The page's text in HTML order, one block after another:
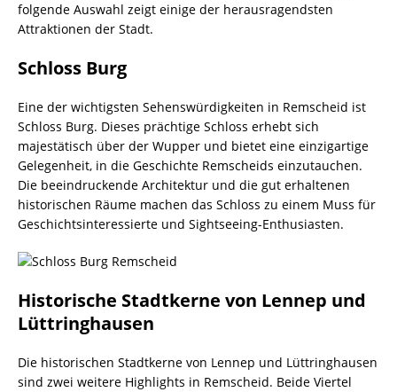
folgende Auswahl zeigt einige der herausragendsten
Attraktionen der Stadt.
Schloss Burg
Eine der wichtigsten Sehenswürdigkeiten in Remscheid ist
Schloss Burg. Dieses prächtige Schloss erhebt sich
majestätisch über der Wupper und bietet eine einzigartige
Gelegenheit, in die Geschichte Remscheids einzutauchen.
Die beeindruckende Architektur und die gut erhaltenen
historischen Räume machen das Schloss zu einem Muss für
Geschichtsinteressierte und Sightseeing-Enthusiasten.
Historische Stadtkerne von Lennep und
Lüttringhausen
Die historischen Stadtkerne von Lennep und Lüttringhausen
sind zwei weitere Highlights in Remscheid. Beide Viertel